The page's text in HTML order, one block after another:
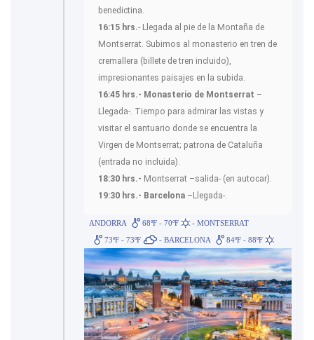
benedictina.
16:15 hrs.- Llegada al pie de la Montaña de
Montserrat. Subimos al monasterio en tren de
cremallera (billete de tren incluido),
impresionantes paisajes en la subida.
16:45 hrs.- Monasterio de Montserrat –
Llegada-. Tiempo para admirar las vistas y
visitar el santuario donde se encuentra la
Virgen de Montserrat; patrona de Cataluña
(entrada no incluida).
18:30 hrs.- Montserrat –salida- (en autocar).
19:30 hrs.- Barcelona –Llegada-.
ANDORRA 68ºF - 70ºF
- MONTSERRAT
73ºF - 73ºF
- BARCELONA 84ºF - 88ºF